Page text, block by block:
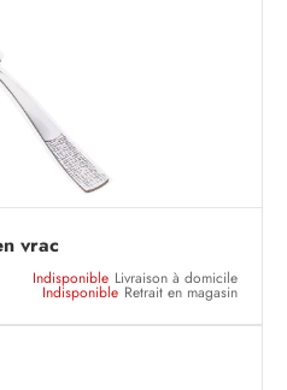
vrac
Indisponible Livraison à domicile
Indisponible Retrait en magasin